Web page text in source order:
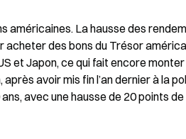
américaines. La hausse des
des bons du Trésor
et Japon, ce qui fait encore
avoir mis fin l’an dernier à la
avec une hausse de 20 points